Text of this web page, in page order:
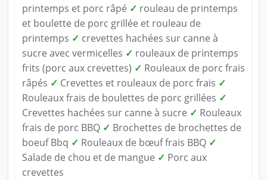
printemps et porc râpé ✓ rouleau de printemps
et boulette de porc grillée et rouleau de
printemps ✓ crevettes hachées sur canne à
sucre avec vermicelles ✓ rouleaux de printemps
frits (porc aux crevettes) ✓ Rouleaux de porc frais
râpés ✓ Crevettes et rouleaux de porc frais ✓
Rouleaux frais de boulettes de porc grillées ✓
Crevettes hachées sur canne à sucre ✓ Rouleaux
frais de porc BBQ ✓ Brochettes de brochettes de
boeuf Bbq ✓ Rouleaux de bœuf frais BBQ ✓
Salade de chou et de mangue ✓ Porc aux
crevettes